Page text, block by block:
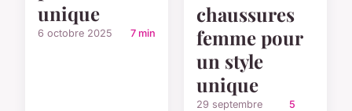
unique
6 octobre 2025 7 min
chaussures
femme pour
un style
unique
29 septembre
5